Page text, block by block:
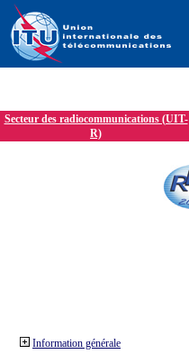
Secteur des radiocommunications (UIT-
R)
Information générale